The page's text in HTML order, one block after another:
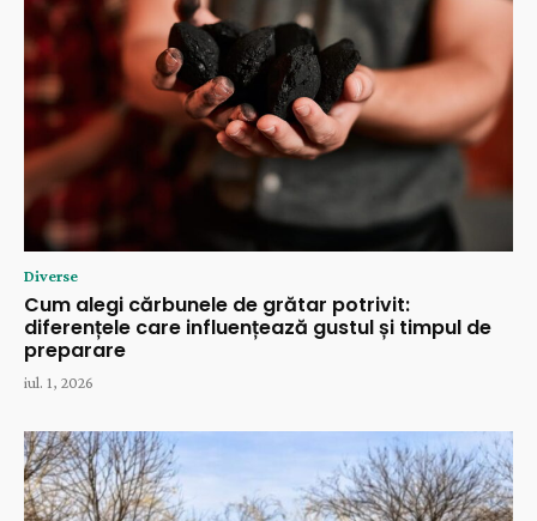
Diverse
Cum alegi cărbunele de grătar potrivit:
diferențele care influențează gustul și timpul de
preparare
iul. 1, 2026